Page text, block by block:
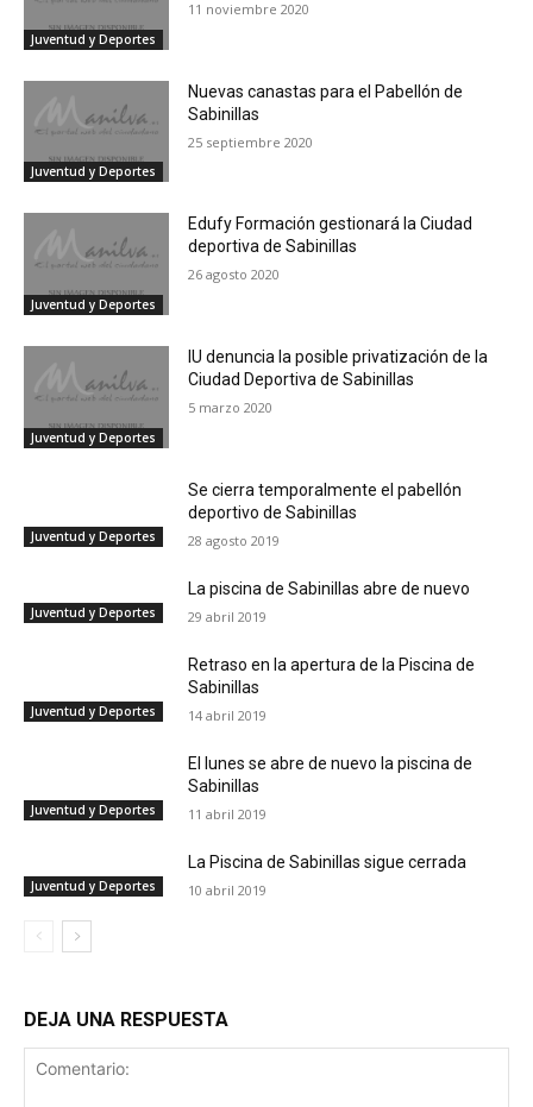
Juventud y Deportes
11 noviembre 2020
Juventud y Deportes
Nuevas canastas para el Pabellón de
Sabinillas
25 septiembre 2020
Juventud y Deportes
Edufy Formación gestionará la Ciudad
deportiva de Sabinillas
26 agosto 2020
Juventud y Deportes
IU denuncia la posible privatización de la
Ciudad Deportiva de Sabinillas
5 marzo 2020
Juventud y Deportes
Se cierra temporalmente el pabellón
deportivo de Sabinillas
28 agosto 2019
Juventud y Deportes
La piscina de Sabinillas abre de nuevo
29 abril 2019
Juventud y Deportes
Retraso en la apertura de la Piscina de
Sabinillas
14 abril 2019
Juventud y Deportes
El lunes se abre de nuevo la piscina de
Sabinillas
11 abril 2019
Juventud y Deportes
La Piscina de Sabinillas sigue cerrada
10 abril 2019
DEJA UNA RESPUESTA